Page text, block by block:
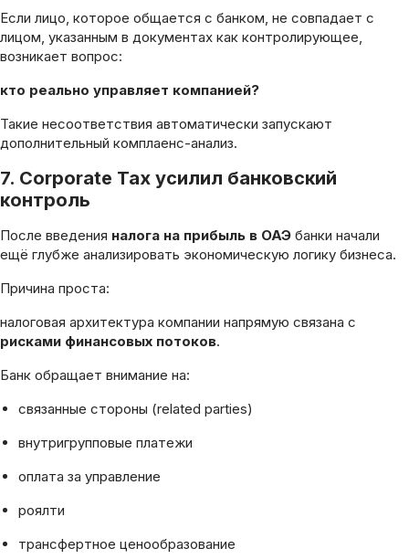
Если лицо, которое общается с банком, не совпадает с
лицом, указанным в документах как контролирующее,
возникает вопрос:
кто реально управляет компанией?
Такие несоответствия автоматически запускают
дополнительный комплаенс-анализ.
7. Corporate Tax усилил банковский
контроль
После введения налога на прибыль в ОАЭ банки начали
ещё глубже анализировать экономическую логику бизнеса.
Причина проста:
налоговая архитектура компании напрямую связана с
рисками финансовых потоков.
Банк обращает внимание на:
связанные стороны (related parties)
внутригрупповые платежи
оплата за управление
роялти
трансфертное ценообразование